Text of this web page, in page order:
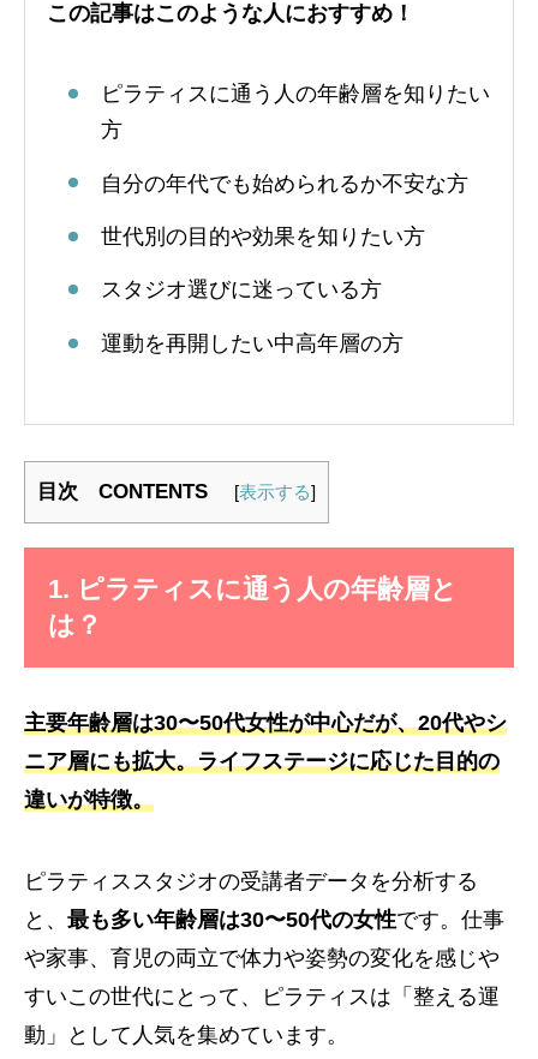
この記事はこのような人におすすめ！
ピラティスに通う人の年齢層を知りたい
方
自分の年代でも始められるか不安な方
世代別の目的や効果を知りたい方
スタジオ選びに迷っている方
運動を再開したい中高年層の方
目次 CONTENTS [表示する]
1. ピラティスに通う人の年齢層と
は？
主要年齢層は30〜50代女性が中心だが、20代やシ
ニア層にも拡大。ライフステージに応じた目的の
違いが特徴。
ピラティススタジオの受講者データを分析する
と、 最も多い年齢層は30〜50代の女性です。仕事
や家事、育児の両立で体力や姿勢の変化を感じや
すいこの世代にとって、ピラティスは「整える運
動」として人気を集めています。